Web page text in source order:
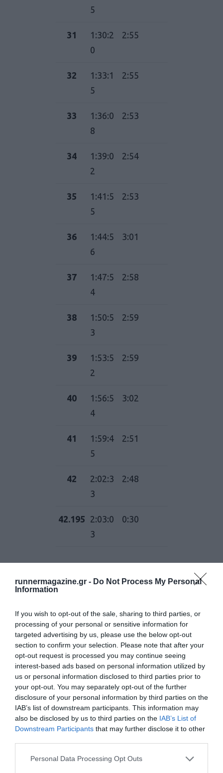
runnermagazine.gr - Do Not Process My Personal
Information
If you wish to opt-out of the sale, sharing to third parties, or
processing of your personal or sensitive information for
targeted advertising by us, please use the below opt-out
section to confirm your selection. Please note that after your
opt-out request is processed you may continue seeing
interest-based ads based on personal information utilized by
us or personal information disclosed to third parties prior to
your opt-out. You may separately opt-out of the further
disclosure of your personal information by third parties on the
IAB’s list of downstream participants. This information may
also be disclosed by us to third parties on the IAB’s List of
Downstream Participants that may further disclose it to other
Personal Data Processing Opt Outs
5
31
1:30:2
0
2:55
32
1:33:1
5
2:55
33
1:36:0
8
2:53
34
1:39:0
2
2:54
35
1:41:5
5
2:53
36
1:44:5
6
3:01
37
1:47:5
4
2:58
38
1:50:5
3
2:59
39
1:53:5
2
2:59
40
1:56:5
4
3:02
41
1:59:4
5
2:51
42
2:02:3
3
2:48
42.195 2:03:0
3
0:30
και τον κόσμο στοGoogleNews του Runnermagazine
Facebook καιTwitter.